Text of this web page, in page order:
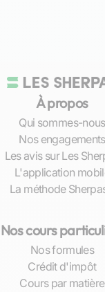
À propos
Qui sommes-nous
Nos engagements
Les avis sur Les
L'application
La méthode
Nos cours
Nos formules
Crédit d'impôt
Cours par matière